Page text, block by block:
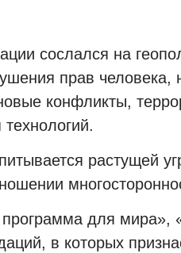
сослался на
прав человека,
конфликты,
растущей
для мира»,
в которых